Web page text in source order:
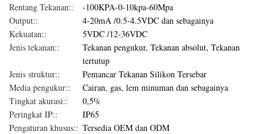
Rentang Tekanan::
-100KPA-0-10kpa-60Mpa
Output::
4-20mA /0.5-4.5VDC dan sebagainya
Kekuatan::
5VDC /12-36VDC
Jenis tekanan::
Tekanan pengukur, Tekanan absolut, Tekanan
tertutup
Jenis struktur::
Pemancar Tekanan Silikon Tersebar
Media pengukur::
Cairan, gas, lem minuman dan sebagainya
Tingkat akurasi::
0,5%
Peringkat IP::
IP65
Pengaturan khusus:: Tersedia OEM dan ODM